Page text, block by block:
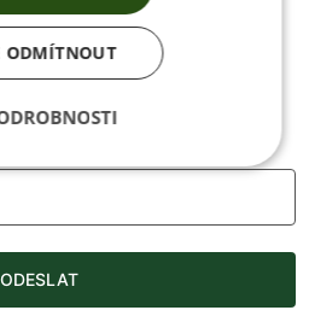
o soutěžích,
ODESLAT
ODMÍTNOUT